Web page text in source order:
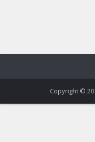
Copyright ©